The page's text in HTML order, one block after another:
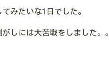
みたいな1日でした。
しには大苦戦をしました。。